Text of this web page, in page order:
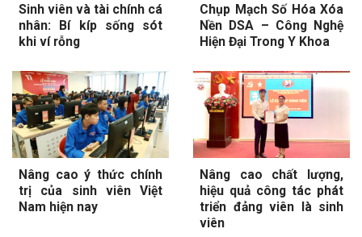
Sinh viên và tài chính cá
nhân: Bí kíp sống sót
khi ví rỗng
Chụp Mạch Số Hóa Xóa
Nền DSA – Công Nghệ
Hiện Đại Trong Y Khoa
Nâng cao ý thức chính
trị của sinh viên Việt
Nam hiện nay
Nâng cao chất lượng,
hiệu quả công tác phát
triển đảng viên là sinh
viên